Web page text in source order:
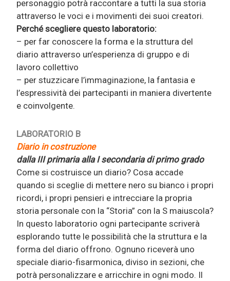
personaggio potrà raccontare a tutti la sua storia
attraverso le voci e i movimenti dei suoi creatori.
Perché scegliere questo laboratorio:
– per far conoscere la forma e la struttura del
diario attraverso un’esperienza di gruppo e di
lavoro collettivo
– per stuzzicare l’immaginazione, la fantasia e
l’espressività dei partecipanti in maniera divertente
e coinvolgente.
LABORATORIO B
Diario in costruzione
dalla III primaria alla I secondaria di primo grado
Come si costruisce un diario? Cosa accade
quando si sceglie di mettere nero su bianco i propri
ricordi, i propri pensieri e intrecciare la propria
storia personale con la “Storia” con la S maiuscola?
In questo laboratorio ogni partecipante scriverà
esplorando tutte le possibilità che la struttura e la
forma del diario offrono. Ognuno riceverà uno
speciale diario-fisarmonica, diviso in sezioni, che
potrà personalizzare e arricchire in ogni modo. Il